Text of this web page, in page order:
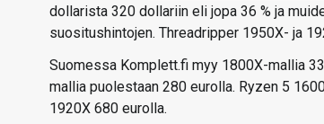
dollarista 320 dollariin eli jopa 36 % ja
suositushintojen. Threadripper 1950X- ja
Suomessa Komplett.fi myy 1800X-mallia
mallia puolestaan 280 eurolla. Ryzen 5
1920X 680 eurolla.